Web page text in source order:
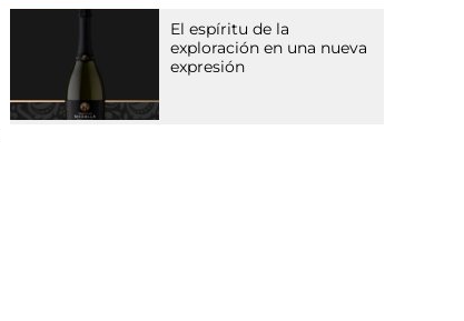
El espíritu de la
exploración en una nueva
expresión